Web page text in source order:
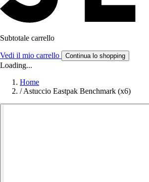
Subtotale carrello
Vedi il mio carrello Continua lo shopping
Loading...
Home
/ Astuccio Eastpak Benchmark (x6)